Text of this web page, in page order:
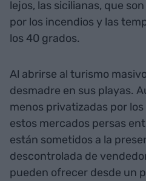
lejos, las sicilianas, que
por los incendios y las
los 40 grados.
Al abrirse al turismo
desmadre en sus playas.
menos privatizadas por
estos mercados persas
están sometidos a la
descontrolada de
pueden ofrecer desde un